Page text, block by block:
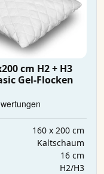
cm H2 + H3
Gel-Flocken
160 x 200 cm
Kaltschaum
16 cm
H2/H3